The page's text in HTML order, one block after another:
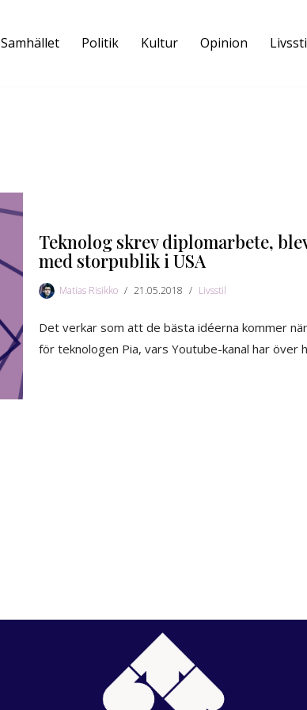
Samhället Politik Kultur Opinion
Teknolog skrev diplomarbete,
med storpublik i USA
Matias Risikko 21.05.2018 Livsstil
Det verkar som att de bästa idéerna kommer
för teknologen Pia, vars Youtube-kanal har över